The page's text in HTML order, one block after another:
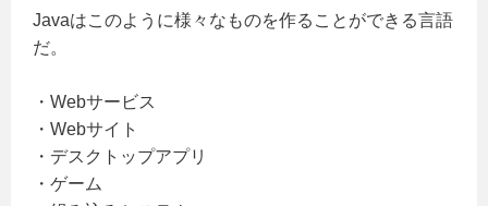
Javaはこのように様々なものを作ることができる言語
だ。
・Webサービス
・Webサイト
・デスクトップアプリ
・ゲーム